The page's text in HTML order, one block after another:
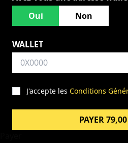
Oui
Non
WALLET
J'accepte les Conditions
PAYER